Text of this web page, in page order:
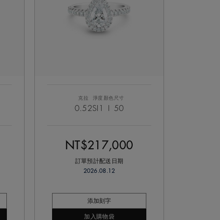
克拉
0.52
淨度
SI1
顏色 尺寸
50
NT$217,000
訂單預計配送日期
2026.08.12
添加刻字
加入購物袋